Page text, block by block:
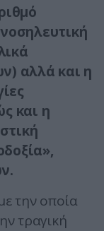
αλλά και η
και η
την οποία
τραγική